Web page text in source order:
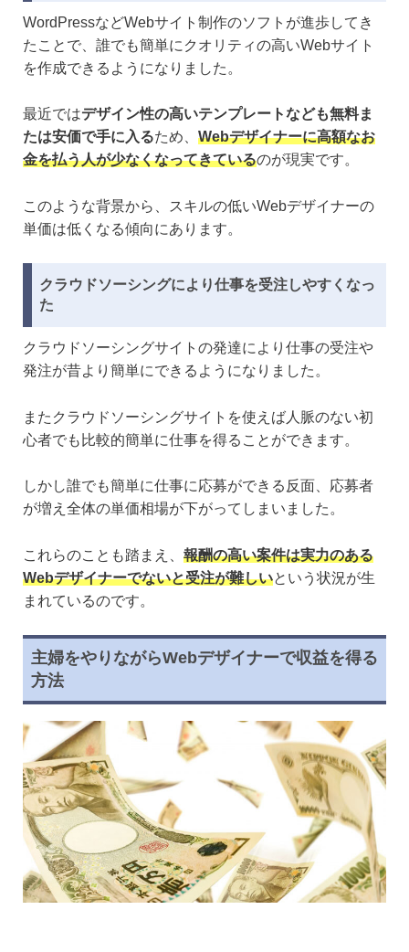
WordPressなどWebサイト制作のソフトが進歩してき
たことで、誰でも簡単にクオリティの高いWebサイト
を作成できるようになりました。
最近ではデザイン性の高いテンプレートなども無料ま
たは安価で手に入るため、 Webデザイナーに高額なお
金を払う人が少なくなってきているのが現実です。
このような背景から、スキルの低いWebデザイナーの
単価は低くなる傾向にあります。
クラウドソーシングにより仕事を受注しやすくなっ
た
クラウドソーシングサイトの発達により仕事の受注や
発注が昔より簡単にできるようになりました。
またクラウドソーシングサイトを使えば人脈のない初
心者でも比較的簡単に仕事を得ることができます。
しかし誰でも簡単に仕事に応募ができる反面、応募者
が増え全体の単価相場が下がってしまいました。
これらのことも踏まえ、 報酬の高い案件は実力のある
Webデザイナーでないと受注が難しいという状況が生
まれているのです。
主婦をやりながらWebデザイナーで収益を得る
方法